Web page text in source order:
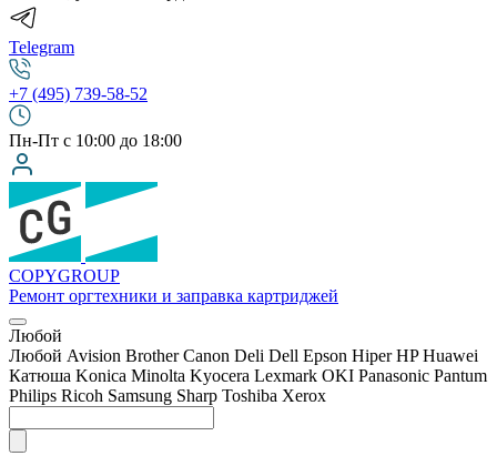
Telegram
+7 (495) 739-58-52
Пн-Пт с 10:00 до 18:00
COPYGROUP
Ремонт оргтехники и заправка картриджей
Любой
Любой Avision Brother Canon Deli Dell Epson Hiper HP Huawei
Катюша Konica Minolta Kyocera Lexmark OKI Panasonic Pantum
Philips Ricoh Samsung Sharp Toshiba Xerox